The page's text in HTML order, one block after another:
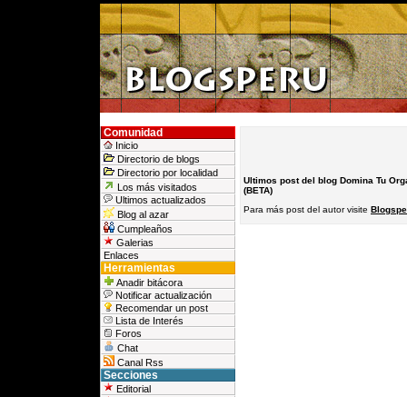
Comunidad
Inicio
Directorio de blogs
Directorio por localidad
Los más visitados
Ultimos actualizados
Blog al azar
Cumpleaños
Galerias
Enlaces
Herramientas
Anadir bitácora
Notificar actualización
Recomendar un post
Lista de Interés
Foros
Chat
Canal Rss
Secciones
Editorial
Ultimos post del blog Domina Tu
(BETA)
Para más post del autor visite